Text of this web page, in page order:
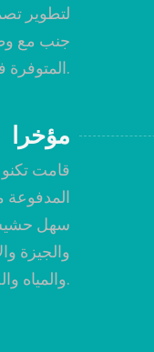
لتطوير
جنب مع
M2M المتوفرة في السوق.
مؤخرا
قامت
المدفوعة
سهل
والجيزة
والمياه والصرف الصحي في جميع أنحاء مصر.